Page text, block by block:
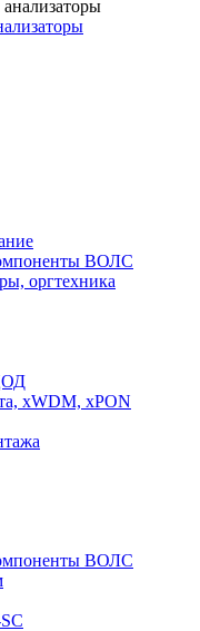
ВОЛС
оргтехника
xWDM, xPON
ВОЛС